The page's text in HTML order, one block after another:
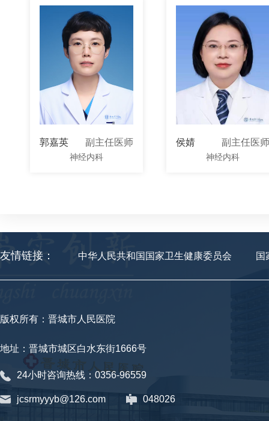
郭嘉英 副主任医师
神经内科
侯婧 副主任医师
神经内科
友情链接： 中华人民共和国国家卫生健康委员会 国
版权所有：晋城市人民医院
地址：晋城市城区白水东街1666号
24小时咨询热线：0356-96559
jcsrmyyyb@126.com 048026